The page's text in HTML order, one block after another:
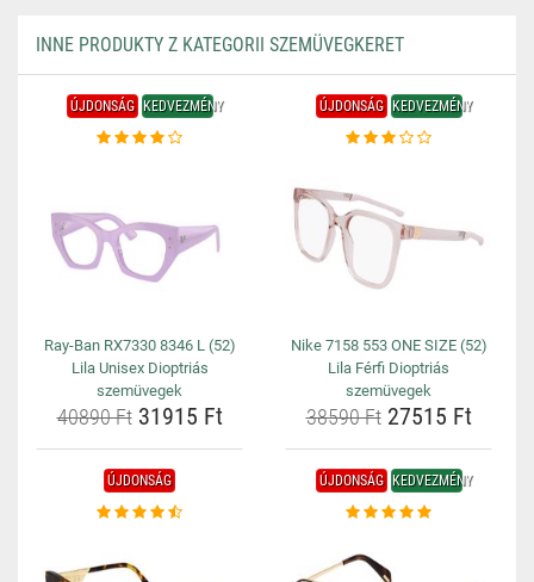
INNE PRODUKTY Z KATEGORII SZEMÜVEGKERET
ÚJDONSÁG KEDVEZMÉNY
Ray-Ban RX7330 8346 L (52)
Lila Unisex Dioptriás
szemüvegek
40890 Ft31915 Ft
ÚJDONSÁG KEDVEZMÉNY
Nike 7158 553 ONE SIZE (52)
Lila Férfi Dioptriás
szemüvegek
38590 Ft27515 Ft
ÚJDONSÁG ÚJDONSÁG KEDVEZMÉNY